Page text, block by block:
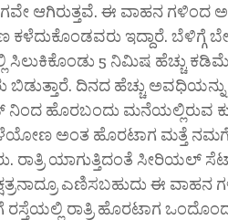
ಆಗಿರುತ್ತವೆ. ಈ ವಾಹನ
ಕಳೆದುಕೊಂಡವರು ಇದ್ದಾರೆ.
5 ನಿಮಿಷ ಹೆಚ್ಚು
ಬಿಡುತ್ತಾರೆ. ದಿನದ ಹೆಚ್ಚು
ಹೊರಬಂದು ಮನೆಯಲ್ಲಿರುವ
ಅಂತ ಹೊರಟಾಗ ಮತ್ತೆ ನಮಗೆ
ರಾತ್ರಿ ಯಾಗುತ್ತಿದಂತೆ ಸೀರಿಯಲ್
ಎಣಿಸಬಹುದು ಈ
ರಾತ್ರಿ ಹೊರಟಾಗ